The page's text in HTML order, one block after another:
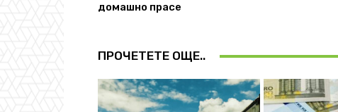
домашно прасе
ПРОЧЕТЕТЕ ОЩЕ..